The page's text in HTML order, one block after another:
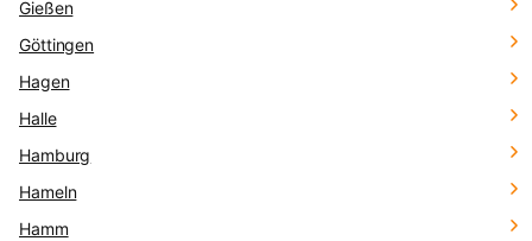
Gießen
Göttingen
Hagen
Halle
Hamburg
Hameln
Hamm